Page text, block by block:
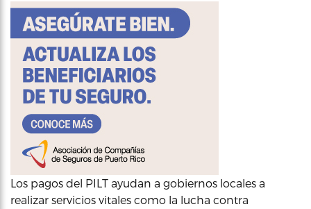
Los pagos del PILT ayudan a gobiernos locales a
realizar servicios vitales como la lucha contra